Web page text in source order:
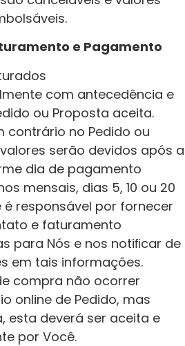
e Pagamento
com antecedência e
ou Proposta aceita.
contrário no Pedido ou
serão devidos após a
dia de pagamento
mensais, dias 5, 10 ou 20
responsável por fornecer
e faturamento
para Nós e nos notiﬁcar de
em tais informações.
compra não ocorrer
online de Pedido, mas
esta deverá ser aceita e
por Você.